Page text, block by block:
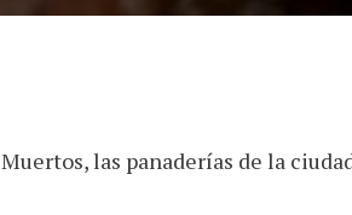
las panaderías de la